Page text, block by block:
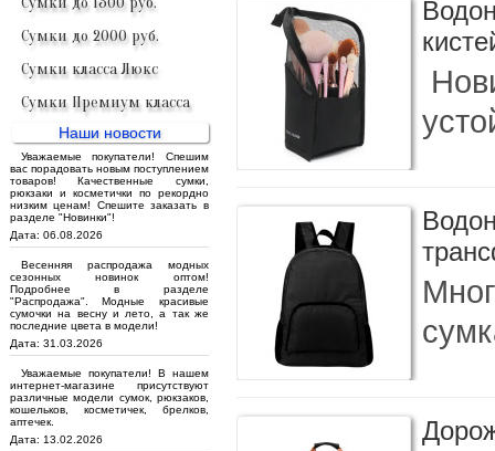
Сумки до 2000 руб.
Сумки класса Люкс
Сумки Премиум класса
Наши новости
Уважаемые покупатели! Спешим
вас порадовать новым поступлением
товаров! Качественные сумки,
рюкзаки и косметички по рекордно
низким ценам! Спешите заказать в
разделе "Новинки"!
Дата: 06.08.2026
Весенняя распродажа модных
сезонных новинок оптом!
Подробнее в разделе
"Распродажа". Модные красивые
сумочки на весну и лето, а так же
последние цвета в модели!
Дата: 31.03.2026
Уважаемые покупатели! В нашем
интернет-магазине присутствуют
различные модели сумок, рюкзаков,
кошельков, косметичек, брелков,
аптечек.
Дата: 13.02.2026